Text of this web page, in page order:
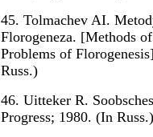
45. Tolmachev AI.
Florogeneza. [Methods
Problems of
Russ.)
46. Uitteker R.
Progress; 1980. (In Russ.)